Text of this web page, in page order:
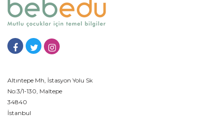
Altıntepe Mh, İstasyon Yolu Sk
No:3/1-130, Maltepe
34840
İstanbul